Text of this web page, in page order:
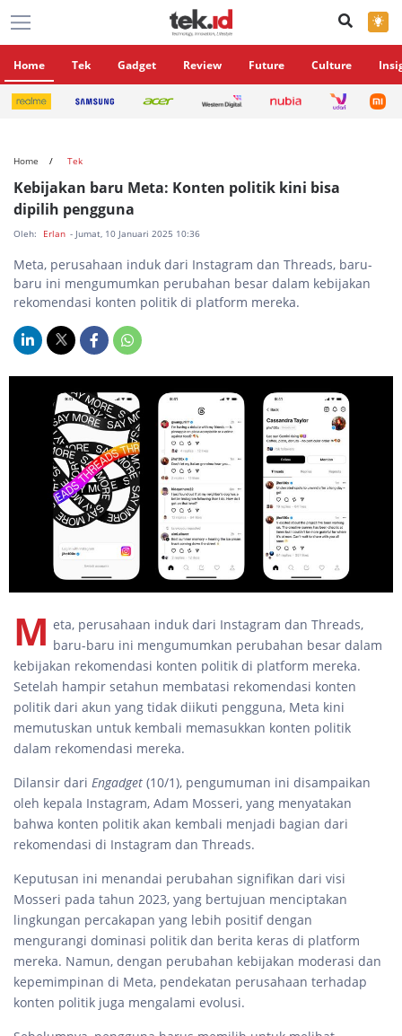
×
Home Tek Gadget Review Future Culture
Home Tek
Kebijakan baru Meta: Konten politik kini bisa
dipilih pengguna
Oleh: Erlan - Jumat, 10 Januari 2025 10:36
Meta, perusahaan induk dari Instagram dan Threads, baru-
baru ini mengumumkan perubahan besar dalam kebijakan
rekomendasi konten politik di platform mereka.
M eta, perusahaan induk dari Instagram dan Threads,
baru-baru ini mengumumkan perubahan besar dalam
kebijakan rekomendasi konten politik di platform mereka.
Setelah hampir setahun membatasi rekomendasi konten
politik dari akun yang tidak diikuti pengguna, Meta kini
memutuskan untuk kembali memasukkan konten politik
dalam rekomendasi mereka.
Dilansir dari Engadget (10/1), pengumuman ini disampaikan
oleh kepala Instagram, Adam Mosseri, yang menyatakan
bahwa konten politik akan kembali menjadi bagian dari
rekomendasi di Instagram dan Threads.
Keputusan ini menandai perubahan signifikan dari visi
Mosseri pada tahun 2023, yang bertujuan menciptakan
lingkungan percakapan yang lebih positif dengan
mengurangi dominasi politik dan berita keras di platform
mereka. Namun, dengan perubahan kebijakan moderasi dan
kepemimpinan di Meta, pendekatan perusahaan terhadap
konten politik juga mengalami evolusi.